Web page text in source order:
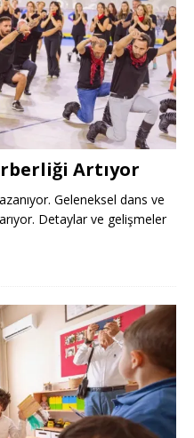
Artıyor
Geleneksel dans ve
Detaylar ve gelişmeler